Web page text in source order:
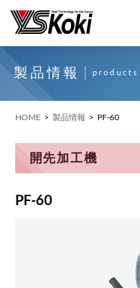
製品情報
HOME 製品情報 PF-60
開先加工機
PF-60